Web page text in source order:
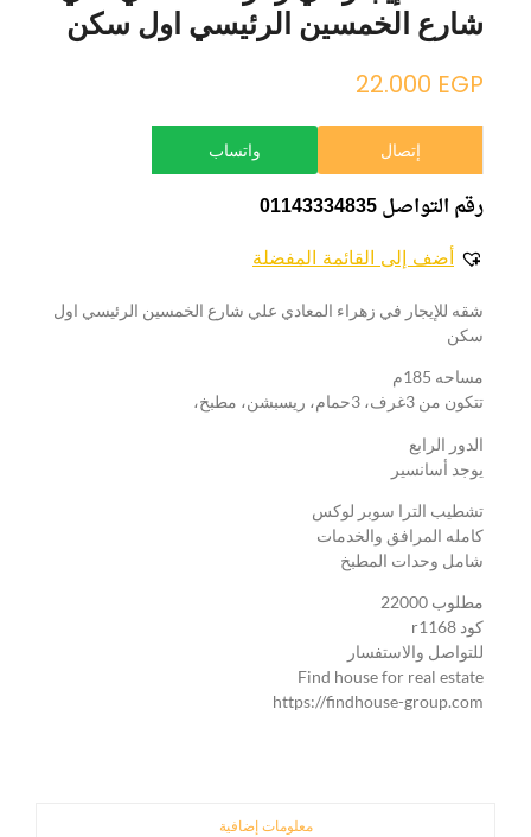
شارع الخمسين الرئيسي اول سكن
22.000 EGP
إتصال واتساب
رقم التواصل 01143334835
أضف إلى القائمة المفضلة
شقه للإيجار في زهراء المعادي علي شارع الخمسين الرئيسي اول
سكن
مساحه 185م
تتكون من 3غرف، 3حمام، ريسبشن، مطبخ،
الدور الرابع
يوجد أسانسير
تشطيب الترا سوبر لوكس
كامله المرافق والخدمات
شامل وحدات المطبخ
مطلوب 22000
كود r1168
للتواصل والاستفسار
Find house for real estate
https://findhouse-group.com
معلومات إضافية